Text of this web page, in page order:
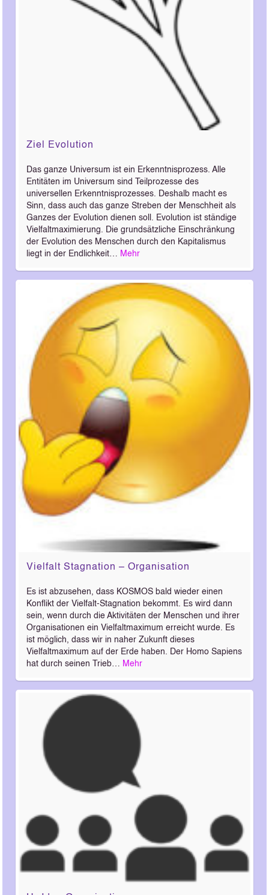
Ziel Evolution
Das ganze Universum ist ein Erkenntnisprozess. Alle
Entitäten im Universum sind Teilprozesse des
universellen Erkenntnisprozesses. Deshalb macht es
Sinn, dass auch das ganze Streben der Menschheit als
Ganzes der Evolution dienen soll. Evolution ist ständige
Vielfaltmaximierung. Die grundsätzliche Einschränkung
der Evolution des Menschen durch den Kapitalismus
liegt in der Endlichkeit… Mehr
Vielfalt Stagnation – Organisation
Es ist abzusehen, dass KOSMOS bald wieder einen
Konflikt der Vielfalt-Stagnation bekommt. Es wird dann
sein, wenn durch die Aktivitäten der Menschen und ihrer
Organisationen ein Vielfaltmaximum erreicht wurde. Es
ist möglich, dass wir in naher Zukunft dieses
Vielfaltmaximum auf der Erde haben. Der Homo Sapiens
hat durch seinen Trieb… Mehr